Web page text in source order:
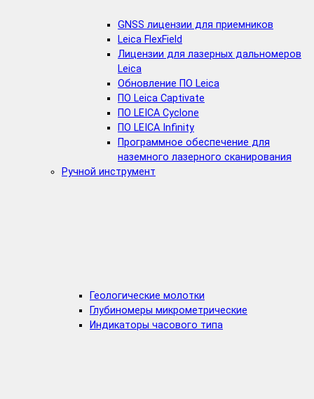
GNSS лицензии для приемников
Leica FlexField
Лицензии для лазерных дальномеров
Leica
Обновление ПО Leica
ПО Leica Captivate
ПО LEICA Cyclone
ПО LEICA Infinity
Программное обеспечение для
наземного лазерного сканирования
Ручной инструмент
Геологические молотки
Глубиномеры микрометрические
Индикаторы часового типа